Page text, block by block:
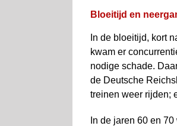
Bloeitijd en
In de bloeitijd, kort
kwam er
nodige schade.
de Deutsche
treinen weer rijden;
In de jaren 60 en